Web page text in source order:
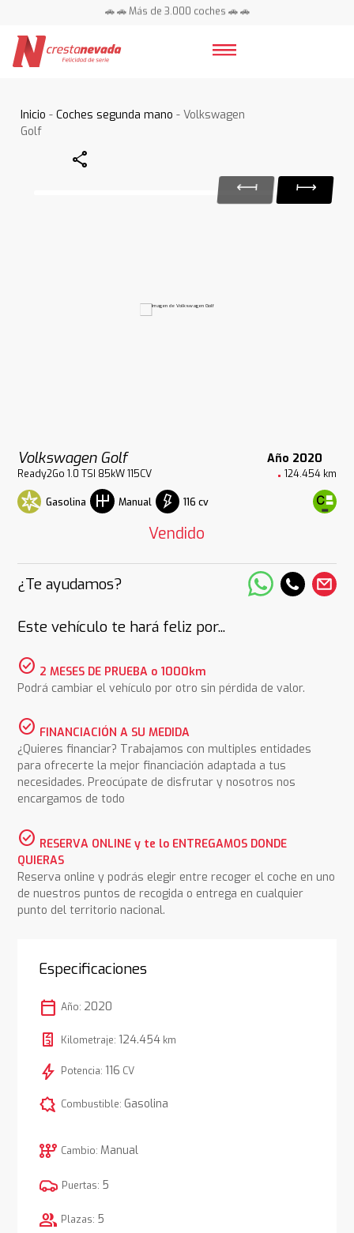
🚗 🚗 Más de 3.000 coches 🚗 🚗
Inicio -Coches segunda mano - Volkswagen
Golf
Share
Volkswagen Golf Año 2020
Ready2Go 1.0 TSI 85kW 115CV 124.454 km
Gasolina Manual 116 cv
Vendido
¿Te ayudamos?
Este vehículo te hará feliz por...
check_circle 2 MESES DE PRUEBA o 1000km
Podrá cambiar el vehículo por otro sin pérdida de valor.
check_circle FINANCIACIÓN A SU MEDIDA
¿Quieres financiar? Trabajamos con multiples entidades
para ofrecerte la mejor financiación adaptada a tus
necesidades. Preocúpate de disfrutar y nosotros nos
encargamos de todo
check_circle RESERVA ONLINE y te lo ENTREGAMOS DONDE
QUIERAS
Reserva online y podrás elegir entre recoger el coche en uno
de nuestros puntos de recogida o entrega en cualquier
punto del territorio nacional.
Especificaciones
calendar_today Año: 2020
Kilometraje: 124.454km
bolt Potencia: 116 CV
comic_bubble Combustible: Gasolina
auto_transmission Cambio: Manual
Puertas: 5
group Plazas: 5